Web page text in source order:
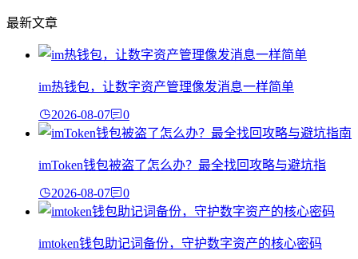
最新文章
im热钱包，让数字资产管理像发消息一样简单
2026-08-07 0
imToken钱包被盗了怎么办？最全找回攻略与避坑指
2026-08-07 0
imtoken钱包助记词备份，守护数字资产的核心密码